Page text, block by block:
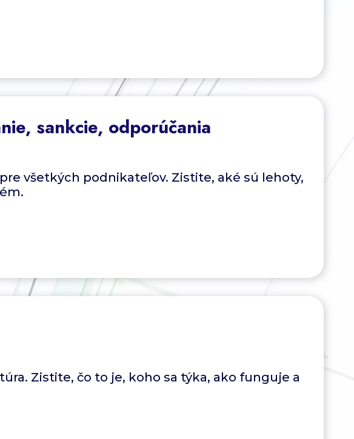
sankcie, odporúčania
všetkých podnikateľov. Zistite, aké sú lehoty,
Zistite, čo to je, koho sa týka, ako funguje a